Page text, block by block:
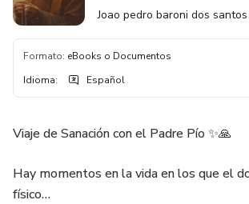
Joao pedro baroni dos santos
Formato: eBooks o Documentos
Idioma: Español
Viaje de Sanación con el Padre Pío ✨🙏
Hay momentos en la vida en los que el
físico…